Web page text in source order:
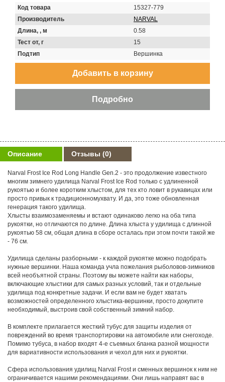
Код товара
15327-779
Производитель
NARVAL
Длина, , м
0.58
Тест от, г
15
Подтип
Вершинка
Описание Отзывы (0)
Narval Frost Ice Rod Long Handle Gen.2 - это продолжение известного
многим зимнего удилища Narval Frost Ice Rod только с удлиненной
рукоятью и более коротким хлыстом, для тех кто ловит в рукавицах или
просто привык к традиционномухвату. И да, это тоже обновленная
генерация такого удилища.
Хлысты взаимозаменяемы и встают одинаково легко на оба типа
рукоятки, но отличаются по длине. Длина хлыста у удилища с длинной
рукоятью 58 см, общая длина в сборе осталась при этом почти такой же
- 76 см.
Удилища сделаны разборными - к каждой рукоятке можно подобрать
нужные вершинки. Наша команда учла пожелания рыболовов-зимников
всей необъятной страны. Поэтому вы можете найти как наборы,
включающие хлыстики для самых разных условий, так и отдельные
удилища под конкретные задачи. И если вам не будет хватать
возможностей определенного хлыстика-вершинки, просто докупите
необходимый, выстроив свой собственный зимний набор.
В комплекте прилагается жесткий тубус для защиты изделия от
повреждений во время транспортировки на автомобиле или снегоходе.
Помимо тубуса, в набор входят 4-е съемных бланка разной мощности
для вариативности использования и чехол для них и рукоятки.
Сфера использования удилищ Narval Frost и сменных вершинок к ним не
ограничивается нашими рекомендациями. Они лишь направят вас в